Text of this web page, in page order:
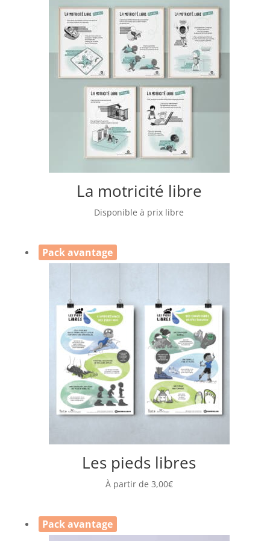
La motricité libre
Disponible à prix libre
Pack avantage
Les pieds libres
À partir de 3,00€
Pack avantage